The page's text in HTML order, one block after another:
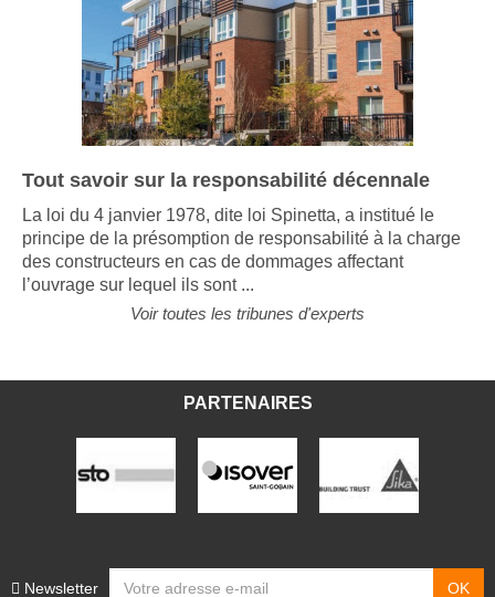
Tout savoir sur la responsabilité décennale
La loi du 4 janvier 1978, dite loi Spinetta, a institué le
principe de la présomption de responsabilité à la charge
des constructeurs en cas de dommages affectant